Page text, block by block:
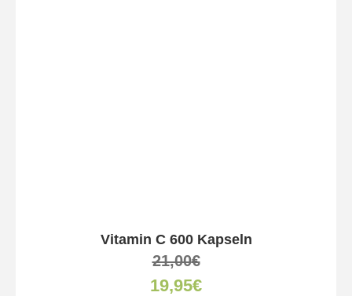
Vitamin C 600 Kapseln
21,00€
19,95€